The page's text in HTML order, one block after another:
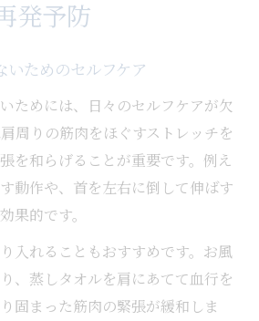
発予防
いためのセルフケア
ためには、日々のセルフケアが欠
周りの筋肉をほぐすストレッチを
を和らげることが重要です。例え
動作や、首を左右に倒して伸ばす
果的です。
入れることもおすすめです。お風
、蒸しタオルを肩にあてて血行を
固まった筋肉の緊張が緩和しま